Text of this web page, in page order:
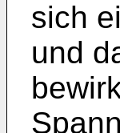
sich
und